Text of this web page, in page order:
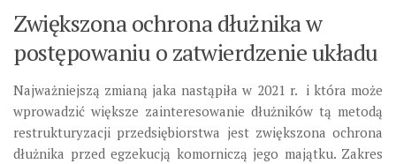
Zwiększona ochrona dłużnika w
postępowaniu o zatwierdzenie układu
Najważniejszą zmianą jaka nastąpiła w 2021 r. i która może
wprowadzić większe zainteresowanie dłużników tą metodą
restrukturyzacji przedsiębiorstwa jest zwiększona ochrona
dłużnika przed egzekucją komorniczą jego majątku. Zakres